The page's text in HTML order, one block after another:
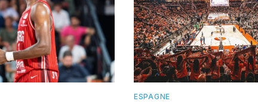
ESPAGNE